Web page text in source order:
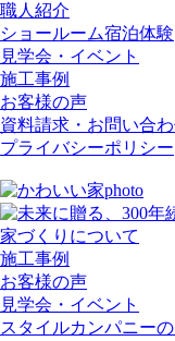
職人紹介
ショールーム宿泊体験
見学会・イベント
施工事例
お客様の声
資料請求・お問い合
プライバシーポリシー
家づくりについて
施工事例
お客様の声
見学会・イベント
スタイルカンパニー